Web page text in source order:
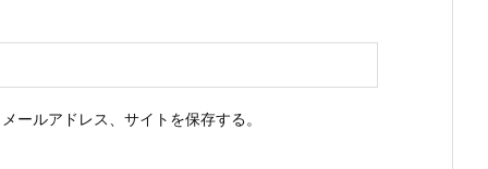
ールアドレス、サイトを保存する。